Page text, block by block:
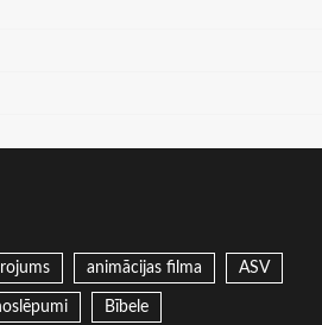
animācijas filma ASV
Bībele